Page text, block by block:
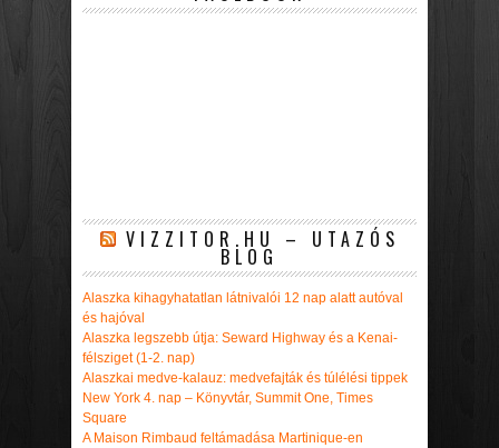
VIZZITOR.HU – UTAZÓS
BLOG
Alaszka kihagyhatatlan látnivalói 12 nap alatt autóval
és hajóval
Alaszka legszebb útja: Seward Highway és a Kenai-
félsziget (1-2. nap)
Alaszkai medve-kalauz: medvefajták és túlélési tippek
New York 4. nap – Könyvtár, Summit One, Times
Square
A Maison Rimbaud feltámadása Martinique-en